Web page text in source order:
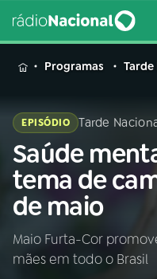
MENU
Buscar
na
Rádio
Nacional
Programas
EPISÓDIO Tarde
Saúde
tema de
de maio
Maio Furta-Cor
mães em todo o Brasil